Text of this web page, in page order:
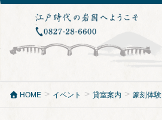
HOME イベント 貸室案内 篆刻体験